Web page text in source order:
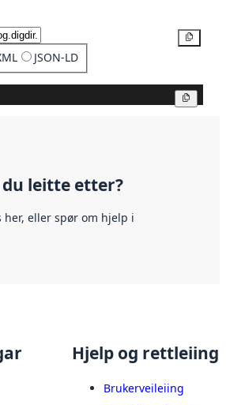
JSON-LD
leitte etter?
her, eller spør om hjelp i
Hjelp og rettleiing
Brukerveileiing